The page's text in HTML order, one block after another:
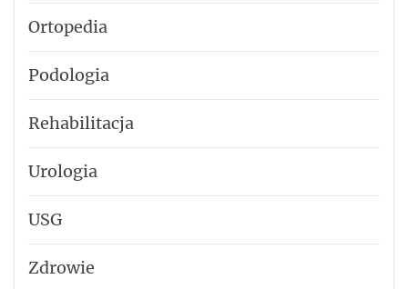
Ortopedia
Podologia
Rehabilitacja
Urologia
USG
Zdrowie